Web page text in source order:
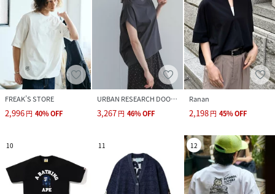
FREAK’S STORE
2,996円 40%OFF
URBAN RESEARCH DOORS
3,267円 46%OFF
Ranan
2,198円 45%OFF
10 11 12